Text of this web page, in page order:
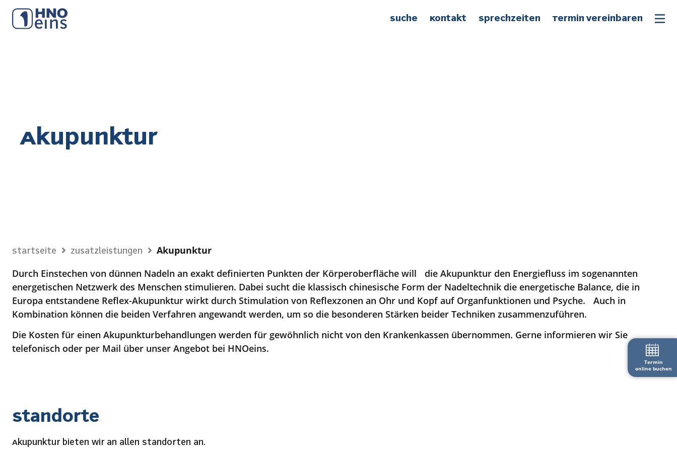
Termin
online buchen
Suche Kontakt Sprechzeiten Termin vereinbaren
Akupunktur
Startseite Zusatzleistungen
Akupunktur
Durch Einstechen von dünnen Nadeln an exakt definierten Punkten der Körperoberfläche will die Akupunktur den Energiefluss im sogenannten
energetischen Netzwerk des Menschen stimulieren. Dabei sucht die klassisch chinesische Form der Nadeltechnik die energetische Balance, die in
Europa entstandene Reflex-Akupunktur wirkt durch Stimulation von Reflexzonen an Ohr und Kopf auf Organfunktionen und Psyche. Auch in
Kombination können die beiden Verfahren angewandt werden, um so die besonderen Stärken beider Techniken zusammenzuführen.
Die Kosten für einen Akupunkturbehandlungen werden für gewöhnlich nicht von den Krankenkassen übernommen. Gerne informieren wir Sie
telefonisch oder per Mail über unser Angebot bei HNOeins.
Standorte
Akupunktur bieten wir an allen Standorten an.